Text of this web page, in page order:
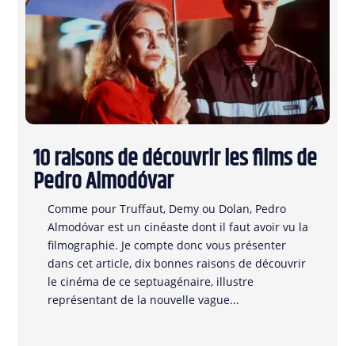
10 raisons de découvrir les films de
Pedro Almodóvar
Comme pour Truffaut, Demy ou Dolan, Pedro
Almodóvar est un cinéaste dont il faut avoir vu la
filmographie. Je compte donc vous présenter
dans cet article, dix bonnes raisons de découvrir
le cinéma de ce septuagénaire, illustre
représentant de la nouvelle vague...